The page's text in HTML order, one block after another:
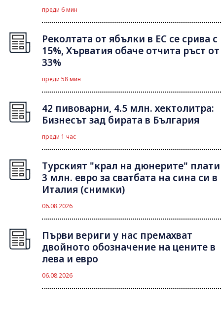
преди 6 мин
Реколтата от ябълки в ЕС се срива с
15%, Хърватия обаче отчита ръст от
33%
преди 58 мин
42 пивоварни, 4.5 млн. хектолитра:
Бизнесът зад бирата в България
преди 1 час
Турският "крал на дюнерите" плати
3 млн. евро за сватбата на сина си в
Италия (снимки)
06.08.2026
Първи вериги у нас премахват
двойното обозначение на цените в
лева и евро
06.08.2026